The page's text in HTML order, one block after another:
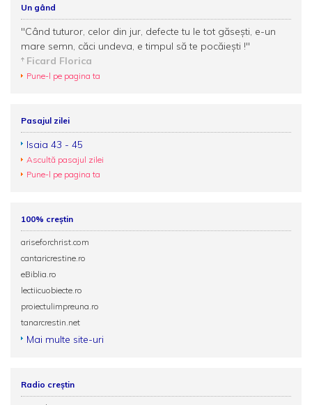
Un gând
"Când tuturor, celor din jur, defecte tu le tot găseşti, e-un
mare semn, căci undeva, e timpul să te pocăieşti !"
Ficard Florica
Pune-l pe pagina ta
Pasajul zilei
Isaia 43 - 45
Ascultă pasajul zilei
Pune-l pe pagina ta
100% creștin
ariseforchrist.com
cantaricrestine.ro
eBiblia.ro
lectiicuobiecte.ro
proiectulimpreuna.ro
tanarcrestin.net
Mai multe site-uri
Radio creștin